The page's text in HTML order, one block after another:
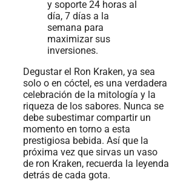
Degustar el Ron Kraken, ya sea
solo o en cóctel, es una verdadera
celebración de la mitología y la
riqueza de los sabores. Nunca se
debe subestimar compartir un
momento en torno a esta
prestigiosa bebida. Así que la
próxima vez que sirvas un vaso
de ron Kraken, recuerda la leyenda
detrás de cada gota.